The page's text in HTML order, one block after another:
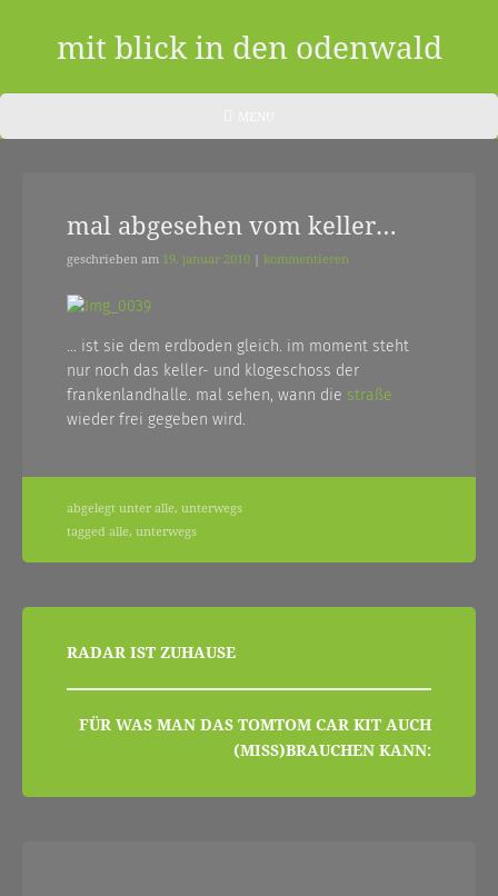
mit blick in den odenwald
blog
dem
odenwald
zwischendurch
und
nebenher…
mal abgesehen vom keller…
geschrieben am 19. januar 2010 | kommentieren
… ist sie dem erdboden gleich. im moment steht
nur noch das keller- und klogeschoss der
frankenlandhalle. mal sehen, wann die straße
wieder frei gegeben wird.
abgelegt unter alle, unterwegs
tagged alle, unterwegs
beitragsnavigation
RADAR IST ZUHAUSE
FÜR WAS MAN DAS TOMTOM CAR KIT AUCH
(MISS)BRAUCHEN KANN: